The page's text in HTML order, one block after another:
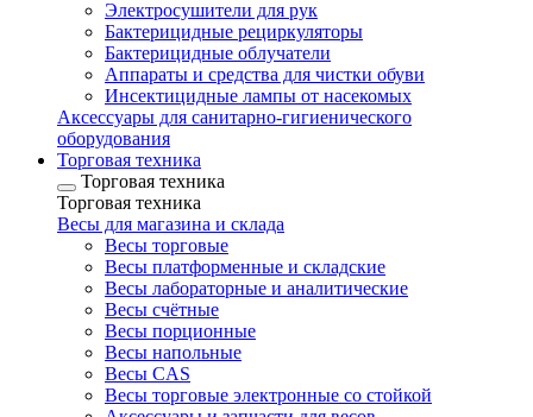
Электросушители для рук
Бактерицидные рециркуляторы
Бактерицидные облучатели
Аппараты и средства для чистки обуви
Инсектицидные лампы от насекомых
Аксессуары для санитарно-гигиенического
оборудования
Торговая техника
Торговая техника
Торговая техника
Весы для магазина и склада
Весы торговые
Весы платформенные и складские
Весы лабораторные и аналитические
Весы счётные
Весы порционные
Весы напольные
Весы CAS
Весы торговые электронные со стойкой